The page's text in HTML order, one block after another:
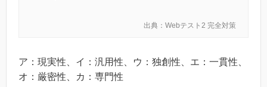
出典：Webテスト2 完全対策
ア：現実性、イ：汎用性、ウ：独創性、エ：一貫性、
オ：厳密性、カ：専門性